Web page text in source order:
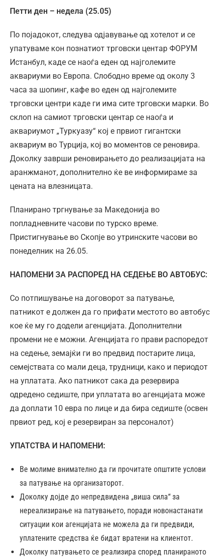
Петти ден – недела (25.05)
По појадокот, следува одјавување од хотелот и се
упатуваме кон познатиот трговски центар ФОРУМ
Истанбул, каде се наоѓа еден од најголемите
аквариуми во Европа. Слободно време од околу 3
часа за шопинг, кафе во еден од најголемите
трговски центри каде ги има сите трговски марки. Во
склоп на самиот трговски центар се наоѓа и
аквариумот „Туркуазу“ кој е првиот гигантски
аквариум во Турција, кој во моментов се реновира.
Доколку заврши реновирањето до реализацијата на
аранжманот, дополнително ќе ве информираме за
цената на влезницата.
Планирано тргнување за Македонија во
попладневните часови по турско време.
Пристигнување во Скопје во утринските часови во
понеделник на 26.05.
НАПОМЕНИ ЗА РАСПОРЕД НА СЕДЕЊЕ ВО АВТОБУС:
Со потпишување на договорот за патување,
патникот е должен да го прифати местото во автобус
кое ќе му го додели агенцијата. Дополнителни
промени не е можни. Агенцијата го прави распоредот
на седење, земајќи ги во предвид постарите лица,
семејствата со мали деца, трудници, како и периодот
на уплатата. Ако патникот сака да резервира
одредено седиште, при уплатата во агенцијата може
да доплати 10 евра по лице и да бира седиште (освен
првиот ред, кој е резервиран за персоналот)
УПАТСТВА И НАПОМЕНИ:
Ве молиме внимателно да ги прочитате општите услови
за патување на организаторот.
Доколку дојде до непредвидена „виша сила“ за
нереализирање на патувањето, поради новонастанати
ситуации кои агенцијата не можела да ги предвиди,
уплатените средства ќе бидат вратени на клиентот.
Доколку патувањето се реализира според планираното